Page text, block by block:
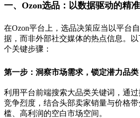
一、Ozon选品：以数据驱动的精
在Ozon平台上，选品决策应当以平台
据，而非外部社交媒体的热点信息。
个关键步骤：
第一步：洞察市场需求，锁定潜力品类
利用平台前端搜索大品类关键词，通
竞争烈度，结合头部卖家销量与价格
槛、高利润的空白市场空间。